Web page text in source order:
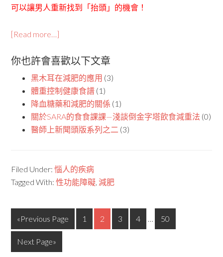
可以讓男人重新找到「抬頭」的機會！
[Read more…]
你也許會喜歡以下文章
黑木耳在減肥的應用 (3)
體重控制健康食譜 (1)
降血糖藥和減肥的關係 (1)
關於SARA的食食課課—淺談倒金字塔飲食減重法 (0)
醫師上新聞頭版系列之二 (3)
Filed Under:惱人的疾病
Tagged With:性功能障礙,減肥
«Previous Page 1 2 3 4 … 50
Next Page»